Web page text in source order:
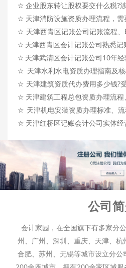
☆ 企业股东转让股权要交什么税?
☆ 天津消防设施资质办理流程，需
☆ 天津西青区记账公司记账流程、
☆ 天津西青区会计记账公司熟悉记
☆ 天津武清区会计记账公司10年
☆ 天津水利水电资质办理指南及
☆ 天津建筑资质代办费用多少钱?
☆ 天津建筑工程总包资质办理流
☆ 天津机电安装资质办理标准、
☆ 天津红桥区记账会计公司实体经
公司
会计家园，在全国旗下有多家分
州、广州、深圳、重庆、天津、杭
合肥、苏州、无锡等城市设立分